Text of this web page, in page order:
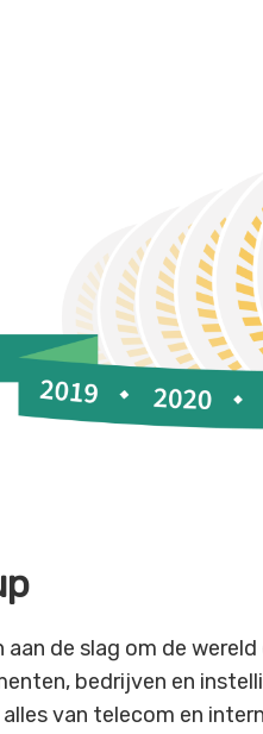
de slag om de wereld
bedrijven en
van telecom en